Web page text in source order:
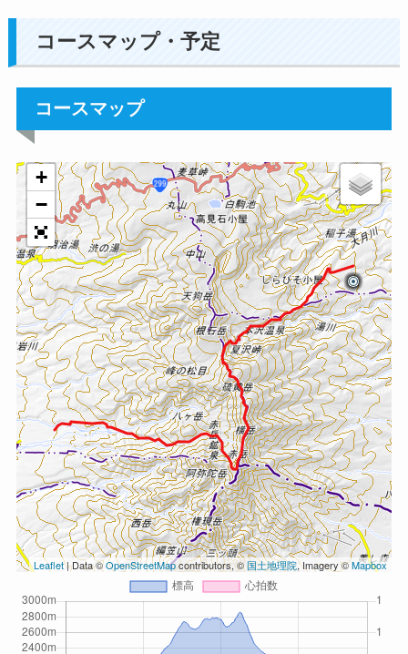
コースマップ・予定
コースマップ
+
−
Leaflet| Data ©OpenStreetMapcontributors, ©国土地理院, Imagery ©Mapbox